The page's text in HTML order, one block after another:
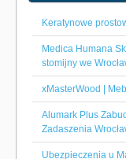
Keratynowe
Medica Humana
stomijny we
xMasterWood |
Alumark Plus
Zadaszenia
Ubezpieczenia u